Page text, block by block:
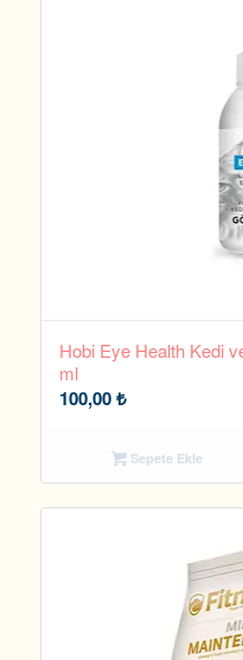
Hobi Eye Health Kedi
ml
100,00₺
Sepete Ekle